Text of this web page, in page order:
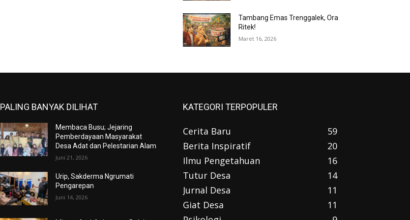
Tambang Emas Trenggalek, Ora
Ritek!
Maret 16, 2026
PALING BANYAK DILIHAT
Membaca Busu; Jejaring
Pemberdayaan Masyarakat
Desa Adat dan Pelestarian Alam
Juni 21, 2026
Urip, Sakderma Ngrumati
Pengarepan
Juni 14, 2026
KATEGORI TERPOPULER
Cerita Baru
59
Berita Inspiratif
20
Ilmu Pengetahuan
16
Tutur Desa
14
Jurnal Desa
11
Giat Desa
11